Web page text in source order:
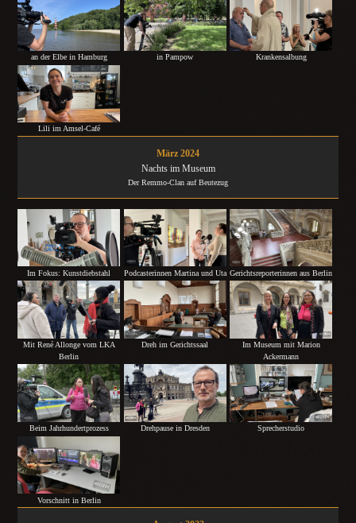
an der Elbe in Hamburg in Pampow Krankensalbung
Lili im Amsel-Café
März 2024
Nachts im Museum
Der Remmo-Clan auf Beutezug
Im Fokus: Kunstdiebstahl Podcasterinnen Martina und Uta Gerichtsreporterinnen aus Berlin
Mit René Allonge vom LKA
Berlin
Dreh im Gerichtssaal
Im Museum mit Marion
Ackermann
Beim Jahrhundertprozess Drehpause in Dresden Sprecherstudio
Vorschnitt in Berlin